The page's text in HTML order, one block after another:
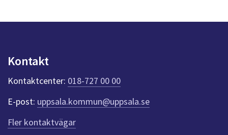
n
k
t
e
r
f
ö
r
Kontakt
Kontaktcenter: 018-727 00 00
E-post: uppsala.kommun@uppsala.se
Fler kontaktvägar